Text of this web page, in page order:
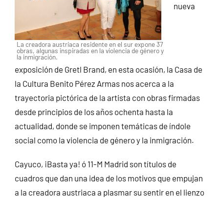
La creadora austriaca residente en el sur expone 37
obras, algunas inspiradas en la violencia de género y
la inmigración.
nueva
exposición de Gretl Brand, en esta ocasión, la Casa de
la Cultura Benito Pérez Armas nos acerca a la
trayectoria pictórica de la artista con obras firmadas
desde principios de los años ochenta hasta la
actualidad, donde se imponen temáticas de índole
social como la violencia de género y la inmigración.
Cayuco, ¡Basta ya! ó 11-M Madrid son títulos de
cuadros que dan una idea de los motivos que empujan
a la creadora austriaca a plasmar su sentir en el lienzo